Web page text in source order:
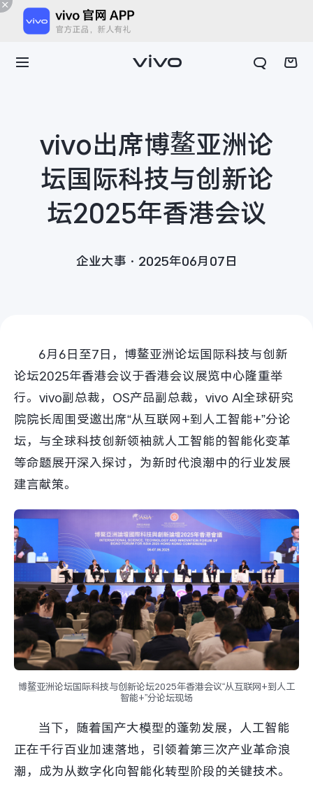
X300 Ultra X300s
X300 Pro X300
S30 Pro mini S30
Y600 Turbo Y600 Pro
Y6
Y500 Pro Y500
iQOO Z11i iQOO 15T
iQOO Z11 iQOO Z11x
iQOO 15 Ultra iQOO Z11 Turbo
vivo TWS 5 Pro vivo Pad6 Pro
vivo 头戴降噪耳机 vivo TWS 5e
vivo出席博鳌亚洲论
坛国际科技与创新论
坛2025年香港会议
企业大事·2025年06月07日
6月6日至7日，博鳌亚洲论坛国际科技与创新
论坛2025年香港会议于香港会议展览中心隆重举
行。vivo副总裁，OS产品副总裁，vivo AI全球研究
院院长周围受邀出席“从互联网+到人工智能+”分论
坛，与全球科技创新领袖就人工智能的智能化变革
等命题展开深入探讨，为新时代浪潮中的行业发展
建言献策。
博鳌亚洲论坛国际科技与创新论坛2025年香港会议“从互联网+到人工
智能+”分论坛现场
当下，随着国产大模型的蓬勃发展，人工智能
正在千行百业加速落地，引领着第三次产业革命浪
潮，成为从数字化向智能化转型阶段的关键技术。